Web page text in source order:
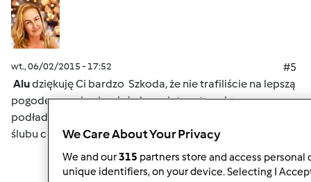
wt., 06/02/2015 - 17:52
#5
Aludziękuję Ci bardzo Szkoda, że nie trafiliście na lepszą
pogodę...no, ale chociaż akumulatory troszkę
podładowane
ślubu córkiWe Care About Your Privacy
We and our315 partners store and access personal
unique identifiers, on your device. Selecting I